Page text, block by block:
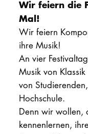
Wir feiern die
Mal!
Wir feiern
ihre Musik!
An vier
Musik von
von
Hochschule.
Denn wir wollen,
kennenlernen,